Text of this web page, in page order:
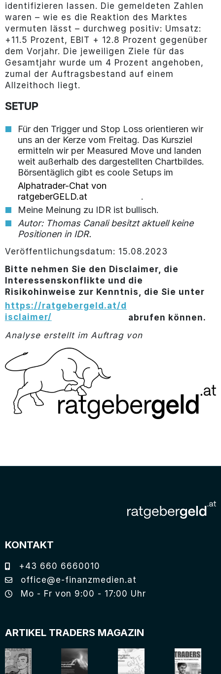
identifizieren lassen. Die gemeldeten Zahlen
waren – wie es die Reaktion des Marktes
vermuten lässt – durchweg positiv: Umsatz:
+11.5 Prozent, EBIT + 12.8 Prozent gegenüber
dem Vorjahr. Die jeweiligen Ziele für das
Gesamtjahr wurde um 4 Prozent angehoben,
zumal der Auftragsbestand auf einem
Allzeithoch liegt.
SETUP
Für den Trigger und Stop Loss orientieren wir
uns an der Kerze vom Freitag. Das Kursziel
ermitteln wir per Measured Move und landen
weit außerhalb des dargestellten Chartbildes.
Börsentäglich gibt es coole Setups im
Alphatrader-Chat von
ratgeberGELD.at
.
Meine Meinung zu IDR ist bullisch.
Autor: Thomas Canali besitzt aktuell keine
Positionen in IDR.
Veröffentlichungsdatum: 15.08.2023
Bitte nehmen Sie den Disclaimer, die
Interessenskonflikte und die
Risikohinweise zur Kenntnis, die Sie unter
https://ratgebergeld.at/d
isclaimer/
abrufen können.
Analyse erstellt im Auftrag von
KONTAKT
+43 660 6660010
office@e-finanzmedien.at
Mo - Fr von 9:00 - 17:00 Uhr
ARTIKEL TRADERS MAGAZIN